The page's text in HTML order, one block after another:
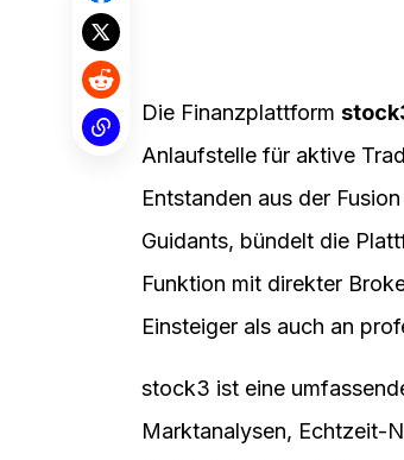
Die Finanzplattform
Anlaufstelle für aktive
Entstanden aus der
Guidants, bündelt die
Funktion mit direkter
Einsteiger als auch an
stock3 ist eine
Marktanalysen, Echtzeit-